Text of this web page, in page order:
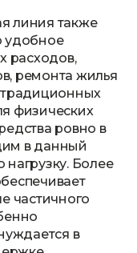
линия также
удобное
расходов,
ремонта жилья
традиционных
физических
ровно в
в данный
Более
частичного
в